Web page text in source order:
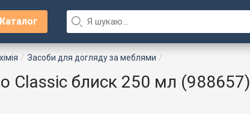
Каталог
Засоби для догляду за меблями
Classic блиск 250 мл (988657)